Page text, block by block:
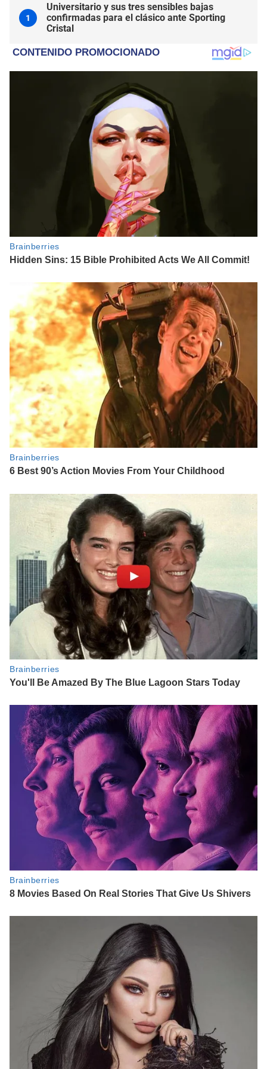
1
Universitario y sus tres sensibles bajas
confirmadas para el clásico ante Sporting
Cristal